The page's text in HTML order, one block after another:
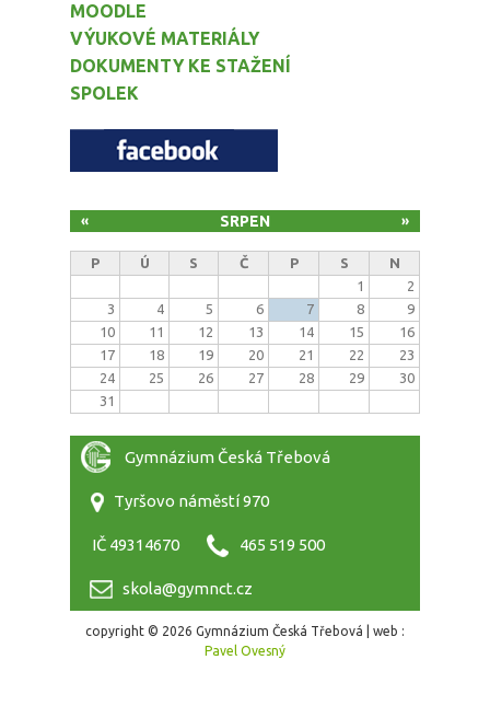
MOODLE
VÝUKOVÉ MATERIÁLY
DOKUMENTY KE STAŽENÍ
SPOLEK
SRPEN
« »
P Ú S Č P S
N
1
2
3
4 5 6 7 8
9
10
11 12 13 14 15
16
17
18 19 20 21 22
23
24
25 26 27 28 29
30
31
Gymnázium Česká Třebová
Tyršovo náměstí 970
IČ 49314670 465 519 500
skola@gymnct.cz
copyright © 2026 Gymnázium Česká Třebová | web :
Pavel Ovesný